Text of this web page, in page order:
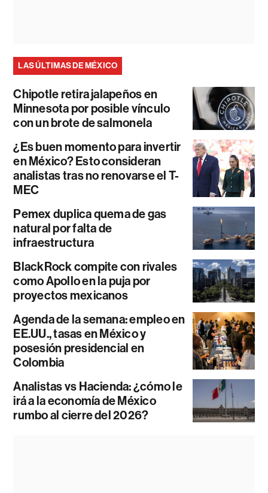
LAS ÚLTIMAS DE MÉXICO
Chipotle retira jalapeños en
Minnesota por posible vínculo
con un brote de salmonela
¿Es buen momento para invertir
en México? Esto consideran
analistas tras no renovarse el T-
MEC
Pemex duplica quema de gas
natural por falta de
infraestructura
BlackRock compite con rivales
como Apollo en la puja por
proyectos mexicanos
Agenda de la semana: empleo en
EE.UU., tasas en México y
posesión presidencial en
Colombia
Analistas vs Hacienda: ¿cómo le
irá a la economía de México
rumbo al cierre del 2026?